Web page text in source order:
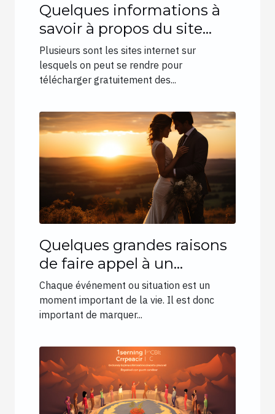
Quelques informations à
savoir à propos du site
Fourtoutici
Plusieurs sont les sites internet sur
lesquels on peut se rendre pour
télécharger gratuitement des...
Quelques grandes raisons
de faire appel à un
photographe de mariage à
La Roche-sur-Foron
Chaque événement ou situation est un
moment important de la vie. Il est donc
important de marquer...